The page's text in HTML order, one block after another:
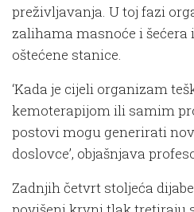
preživljavanja. U toj fazi
zalihama masnoće i
oštećene stanice.
‘Kada je cijeli organizam
kemoterapijom ili samim
postovi mogu generirati
doslovce’, objašnjava
Zadnjih četvrt stoljeća